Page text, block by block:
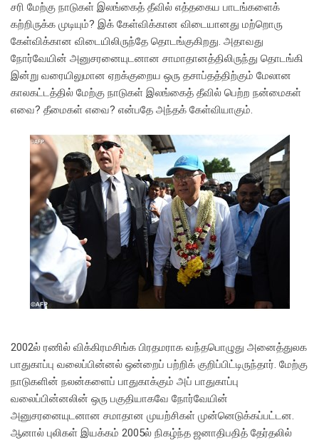
சரி மேற்கு நாடுகள் இலங்கைத் தீவில் எத்தகைய பாடங்களைக்
கற்றிருக்க முடியும்? இக் கேள்விக்கான விடையானது மற்றொரு
கேள்விக்கான விடையிலிருந்தே தொடங்குகிறது. அதாவது
நோர்வேயின் அனுசரனையுடனான சாமாதானத்திலிருந்து தொடங்கி
இன்று வரையிலுமான ஏறக்குறைய ஒரு தசாப்தத்திற்கும் மேலான
காலகட்டத்தில் மேற்கு நாடுகள் இலங்கைத் தீவில் பெற்ற நன்மைகள்
எவை? தீமைகள் எவை? என்பதே அந்தக் கேள்வியாகும்.
2002ல் ரணில் விக்கிரமசிங்க பிரதமராக வந்தபொழுது அனைத்துலக
பாதுகாப்பு வலைப்பின்னல் ஒன்றைப் பற்றிக் குறிப்பிட்டிருந்தார். மேற்கு
நாடுகளின் நலன்களைப் பாதுகாக்கும் அப் பாதுகாப்பு
வலைப்பின்னலின் ஒரு பகுதியாகவே நோர்வேயின்
அனுசரனையுடனான சமாதான முயற்சிகள் முன்னெடுக்கப்பட்டன.
ஆனால் புலிகள் இயக்கம் 2005ல் நிகழ்ந்த ஜனாதிபதித் தேர்தலில்